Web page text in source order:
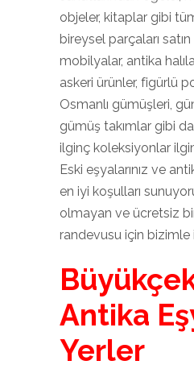
objeler, kitaplar gibi
bireysel parçaları
mobilyalar, antika
askeri ürünler, figürlü
Osmanlı gümüşleri,
gümüş takımlar gibi
ilginç koleksiyonlar
Eski eşyalarınız ve
en iyi koşulları
olmayan ve ücretsiz
randevusu için bizimle
Antika
Yerler